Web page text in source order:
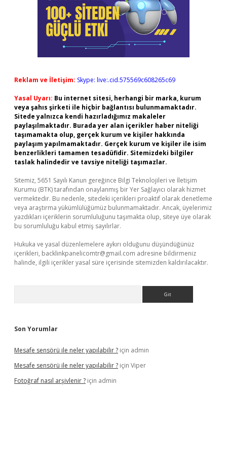
Reklam ve İletişim: Skype: live:.cid.575569c608265c69
Yasal Uyarı: Bu internet sitesi, herhangi bir marka, kurum
veya şahıs şirketi ile hiçbir bağlantısı bulunmamaktadır.
Sitede yalnızca kendi hazırladığımız makaleler
paylaşılmaktadır. Burada yer alan içerikler haber niteliği
taşımamakta olup, gerçek kurum ve kişiler hakkında
paylaşım yapılmamaktadır. Gerçek kurum ve kişiler ile isim
benzerlikleri tamamen tesadüfidir. Sitemizdeki bilgiler
taslak halindedir ve tavsiye niteliği taşımazlar.
Sitemiz, 5651 Sayılı Kanun gereğince Bilgi Teknolojileri ve İletişim
Kurumu (BTK) tarafından onaylanmış bir Yer Sağlayıcı olarak hizmet
vermektedir. Bu nedenle, sitedeki içerikleri proaktif olarak denetleme
veya araştırma yükümlülüğümüz bulunmamaktadır. Ancak, üyelerimiz
yazdıkları içeriklerin sorumluluğunu taşımakta olup, siteye üye olarak
bu sorumluluğu kabul etmiş sayılırlar.
Hukuka ve yasal düzenlemelere aykırı olduğunu düşündüğünüz
içerikleri, backlinkpanelicomtr@gmail.com adresine bildirmeniz
halinde, ilgili içerikler yasal süre içerisinde sitemizden kaldırılacaktır.
Son Yorumlar
Mesafe sensörü ile neler yapılabilir ? için admin
Mesafe sensörü ile neler yapılabilir ? için Viper
Fotoğraf nasıl arşivlenir ? için admin